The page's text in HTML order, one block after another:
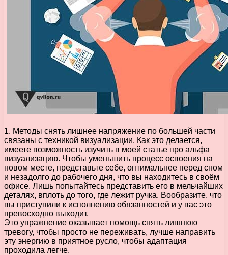
1. Методы снять лишнее напряжение по большей части
связаны с техникой визуализации. Как это делается,
имеете возможность изучить в моей статье про альфа
визуализацию. Чтобы уменьшить процесс освоения на
новом месте, представьте себе, оптимальнее перед сном
и незадолго до рабочего дня, что вы находитесь в своём
офисе. Лишь попытайтесь представить его в мельчайших
деталях, вплоть до того, где лежит ручка. Вообразите, что
вы приступили к исполнению обязанностей и у вас это
превосходно выходит.
Это упражнение оказывает помощь снять лишнюю
тревогу, чтобы просто не переживать, лучше направить
эту энергию в приятное русло, чтобы адаптация
проходила легче.